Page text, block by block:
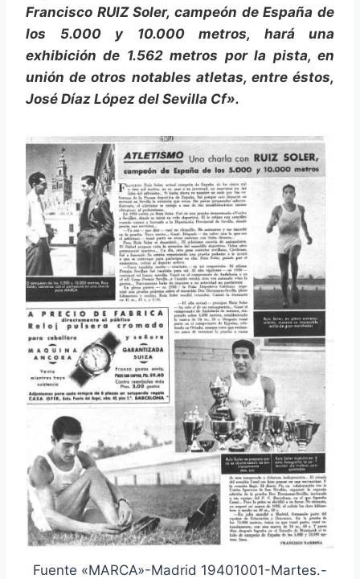
Francisco RUIZ Soler, campeón de España de
los 5.000 y 10.000 metros, hará una
exhibición de 1.562 metros por la pista, en
unión de otros notables atletas, entre éstos,
José Díaz López del Sevilla Cf».
Fuente «MARCA»-Madrid 19401001-Martes.-